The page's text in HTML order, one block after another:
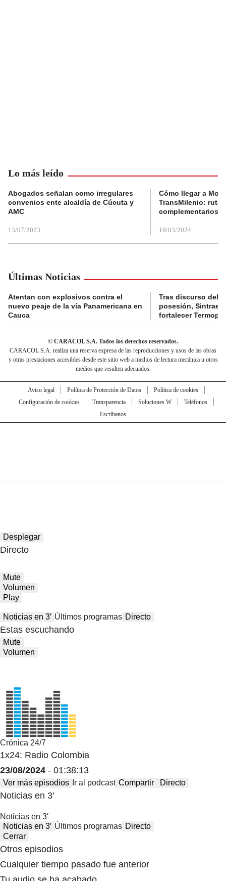
Lo más leído
Abogados señalan como irregulares
convenios ente alcaldía de Cúcuta y
AMC
13/07/2023
Cómo llegar a
TransMilenio:
complementarios
19/03/2024
Últimas Noticias
Atentan con explosivos contra el
nuevo peaje de la vía Panamericana en
Cauca
Tras discurso del
posesión,
fortalecer
© CARACOL S.A. Todos los derechos reservados.
CARACOL S.A. realiza una reserva expresa de las reproducciones y usos de las obras
y otras prestaciones accesibles desde este sitio web a medios de lectura mecánica u otros
medios que resulten adecuados.
Aviso legal Política de Protección de Datos
Política de cookies
Configuración de cookies
Transparencia Soluciones W
Teléfonos
Escríbanos
Desplegar
Directo
Mute
Volumen
Play
Noticias en 3′ Últimos programas Directo
Estas escuchando
Mute
Volumen
Crónica 24/7
1x24: Radio Colombia
23/08/2024 - 01:38:13
Ver más episodios Ir al podcast Compartir Directo
Noticias en 3′
Noticias en 3′
Noticias en 3′ Últimos programas Directo
Cerrar
Otros episodios
Cualquier tiempo pasado fue anterior